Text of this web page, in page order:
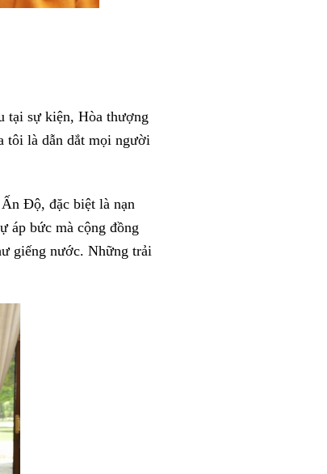
tại sự kiện, Hòa thượng
tôi là dẫn dắt mọi người
Độ, đặc biệt là nạn
áp bức mà cộng đồng
giếng nước. Những trải